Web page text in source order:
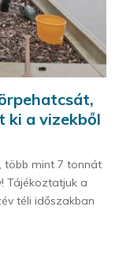
ki a vizekből
több mint 7 tonnát
Tájékoztatjuk a
téli időszakban